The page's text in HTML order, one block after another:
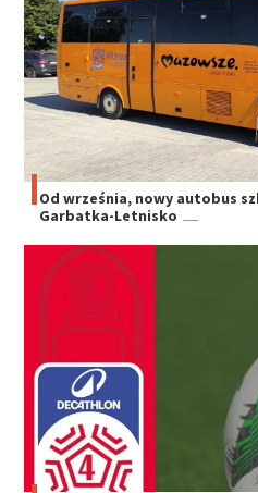
Od września, nowy autobus
Garbatka-Letnisko